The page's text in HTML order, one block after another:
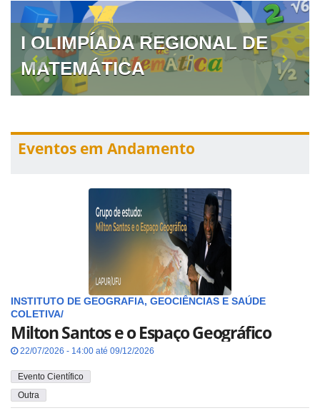
I OLIMPÍADA REGIONAL DE
MATEMÁTICA
Eventos em Andamento
INSTITUTO DE GEOGRAFIA, GEOCIÊNCIAS E SAÚDE
COLETIVA/
Milton Santos e o Espaço Geográfico
22/07/2026 - 14:00 até 09/12/2026
Evento Científico
Outra